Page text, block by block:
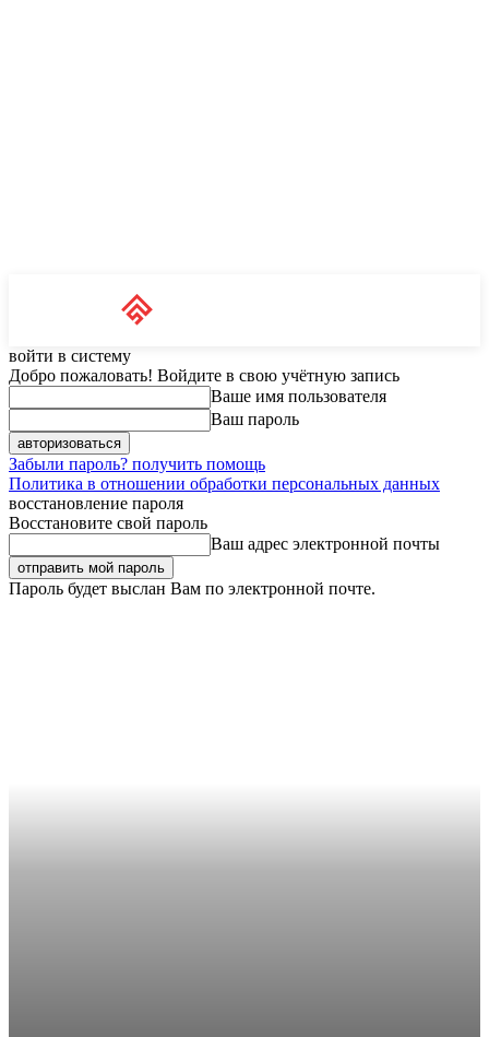
войти в систему
Добро пожаловать! Войдите в свою учётную запись
Ваше имя пользователя
Ваш пароль
Забыли пароль? получить помощь
Политика в отношении обработки персональных данных
восстановление пароля
Восстановите свой пароль
Ваш адрес электронной почты
Пароль будет выслан Вам по электронной почте.